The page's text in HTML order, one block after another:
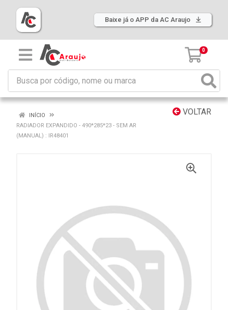
Baixe já o APP da AC Araujo
0
VOLTAR
INÍCIO
RADIADOR EXPANDIDO - 490*285*23 - SEM AR
(MANUAL) : IR48401